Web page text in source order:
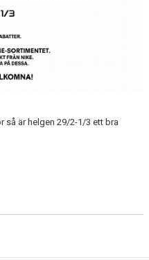
så är helgen 29/2-1/3 ett bra